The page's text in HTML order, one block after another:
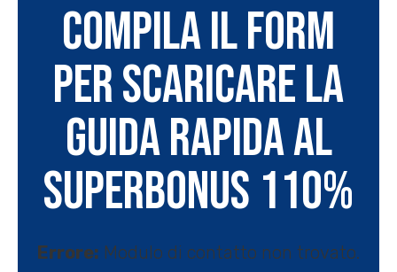
Compila il form
per scaricare la
Guida Rapida al
Superbonus 110%
Errore: Modulo di contatto non trovato.